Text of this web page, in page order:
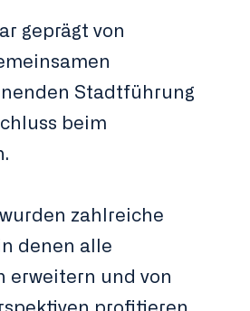
geprägt von
Stadtführung
beim
zahlreiche
denen alle
erweitern und von